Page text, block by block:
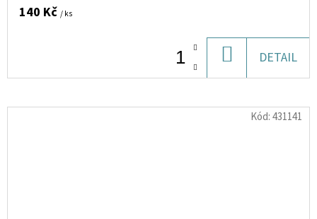
140 Kč / ks
KOŠÍKU
DETAIL
Kód:431141